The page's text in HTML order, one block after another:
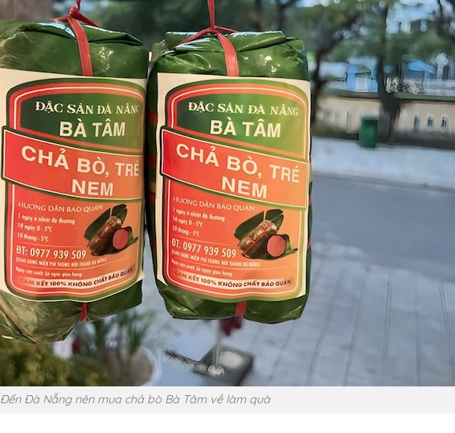
Đến Đà Nẵng nên mua chả bò Bà Tâm về làm quà